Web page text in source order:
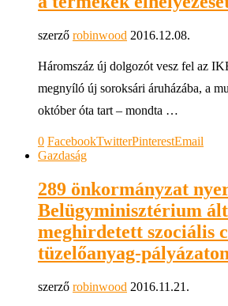
szerző robinwood 2016.12.08.
Háromszáz új dolgozót vesz fel az
megnyíló új soroksári áruházába, a
október óta tart – mondta …
0 FacebookTwitterPinterestEmail
Gazdaság
289 önkormányzat
Belügyminisztérium
meghirdetett szociális
tüzelőanyag-pályázaton
szerző robinwood 2016.11.21.